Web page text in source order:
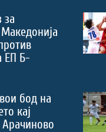
за
ЕП Б-
бод на
кај